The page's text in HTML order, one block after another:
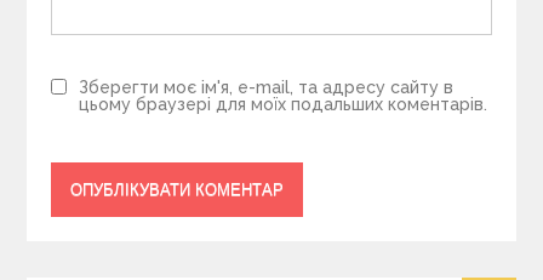
Зберегти моє ім'я, e-mail, та адресу сайту в
цьому браузері для моїх подальших коментарів.